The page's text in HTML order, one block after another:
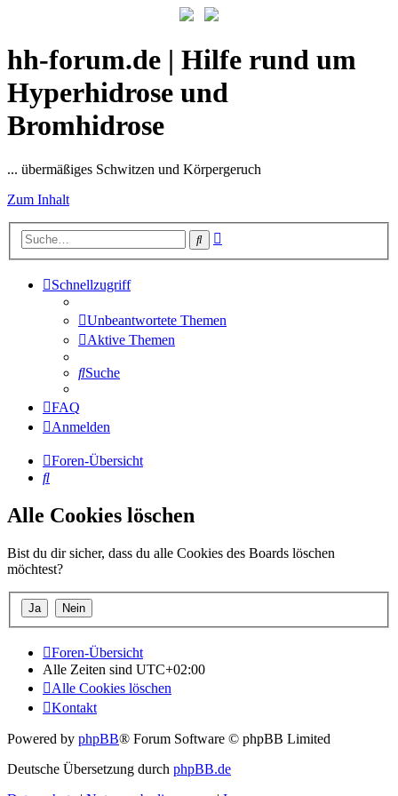
hh-forum.de | Hilfe rund um
Hyperhidrose und
Bromhidrose
... übermäßiges Schwitzen und Körpergeruch
Zum Inhalt
Suche
Schnellzugriff
Unbeantwortete Themen
Aktive Themen
Suche
FAQ
Anmelden
Foren-Übersicht
Suche
Alle Cookies löschen
Bist du dir sicher, dass du alle Cookies des Boards löschen
möchtest?
Foren-Übersicht
Alle Zeiten sind UTC+02:00
Alle Cookies löschen
Kontakt
Powered by phpBB® Forum Software © phpBB Limited
Deutsche Übersetzung durch phpBB.de